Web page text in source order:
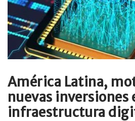
América Latina,
nuevas inversiones
infraestructura